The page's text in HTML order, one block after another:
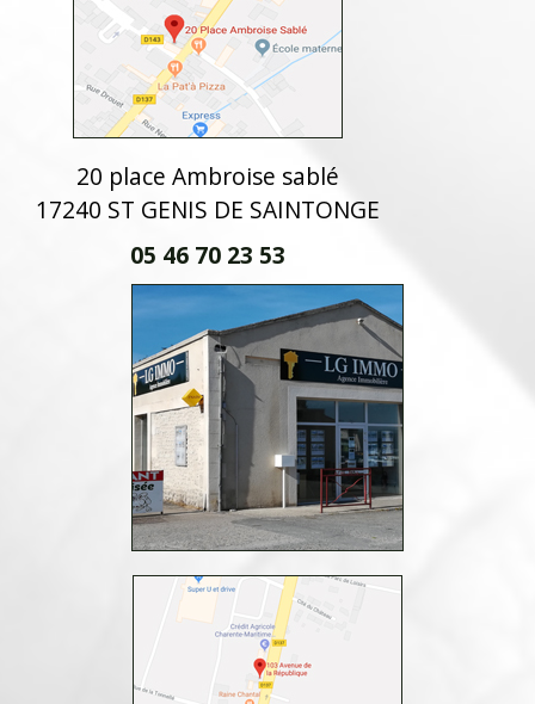
20 place Ambroise sablé
17240 ST GENIS DE SAINTONGE
05 46 70 23 53